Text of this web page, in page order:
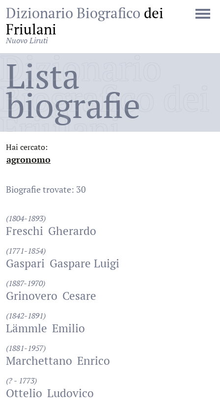
Dizionario Biografico dei
Friulani
Nuovo Liruti
Dizionario
Biografico dei
Friulani
Lista
biografie
Hai cercato:
agronomo
Biografie trovate: 30
(1804-1893)
Freschi Gherardo
(1771-1854)
Gaspari Gaspare Luigi
(1887-1970)
Grinovero Cesare
(1842-1891)
Lämmle Emilio
(1881-1957)
Marchettano Enrico
(? - 1773)
Ottelio Ludovico